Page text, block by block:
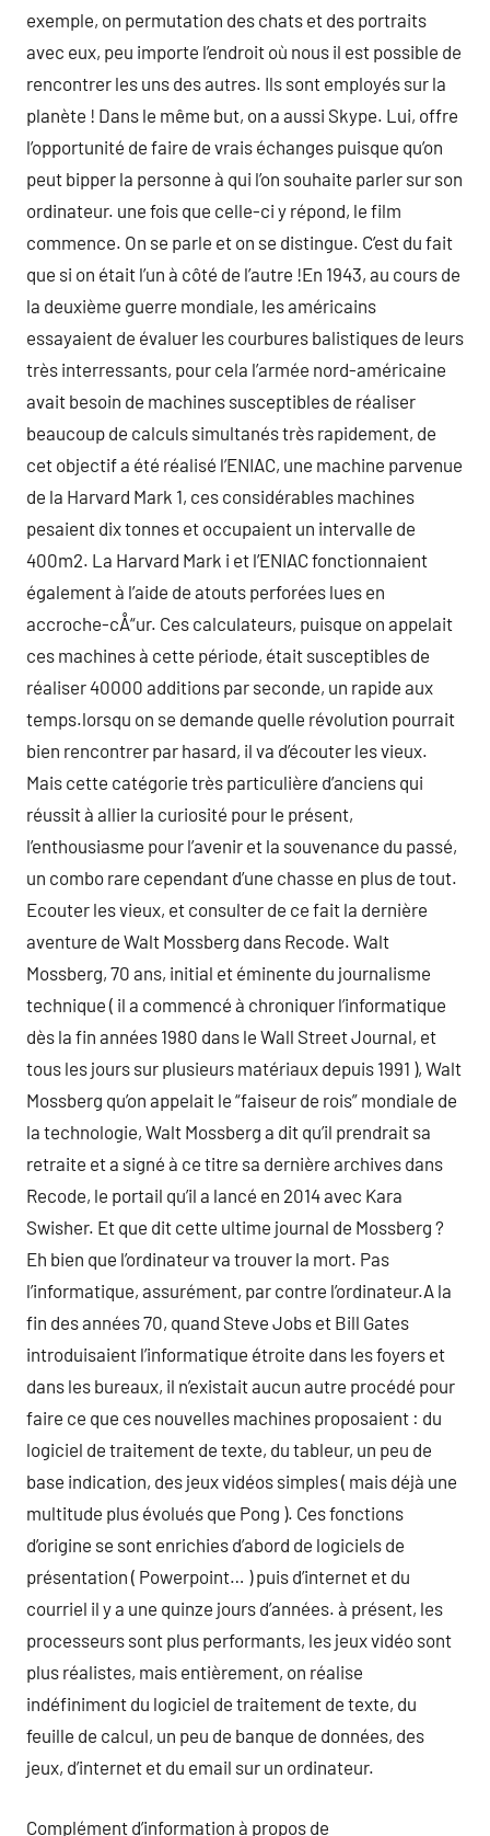
exemple, on permutation des chats et des portraits
avec eux, peu importe l’endroit où nous il est possible de
rencontrer les uns des autres. Ils sont employés sur la
planète ! Dans le même but, on a aussi Skype. Lui, offre
l’opportunité de faire de vrais échanges puisque qu’on
peut bipper la personne à qui l’on souhaite parler sur son
ordinateur. une fois que celle-ci y répond, le film
commence. On se parle et on se distingue. C’est du fait
que si on était l’un à côté de l’autre !En 1943, au cours de
la deuxième guerre mondiale, les américains
essayaient de évaluer les courbures balistiques de leurs
très interressants, pour cela l’armée nord-américaine
avait besoin de machines susceptibles de réaliser
beaucoup de calculs simultanés très rapidement, de
cet objectif a été réalisé l’ENIAC, une machine parvenue
de la Harvard Mark 1, ces considérables machines
pesaient dix tonnes et occupaient un intervalle de
400m2. La Harvard Mark i et l’ENIAC fonctionnaient
également à l’aide de atouts perforées lues en
accroche-cÅ“ur. Ces calculateurs, puisque on appelait
ces machines à cette période, était susceptibles de
réaliser 40000 additions par seconde, un rapide aux
temps.lorsqu on se demande quelle révolution pourrait
bien rencontrer par hasard, il va d’écouter les vieux.
Mais cette catégorie très particulière d’anciens qui
réussit à allier la curiosité pour le présent,
l’enthousiasme pour l’avenir et la souvenance du passé,
un combo rare cependant d’une chasse en plus de tout.
Ecouter les vieux, et consulter de ce fait la dernière
aventure de Walt Mossberg dans Recode. Walt
Mossberg, 70 ans, initial et éminente du journalisme
technique ( il a commencé à chroniquer l’informatique
dès la fin années 1980 dans le Wall Street Journal, et
tous les jours sur plusieurs matériaux depuis 1991 ), Walt
Mossberg qu’on appelait le “faiseur de rois” mondiale de
la technologie, Walt Mossberg a dit qu’il prendrait sa
retraite et a signé à ce titre sa dernière archives dans
Recode, le portail qu’il a lancé en 2014 avec Kara
Swisher. Et que dit cette ultime journal de Mossberg ?
Eh bien que l’ordinateur va trouver la mort. Pas
l’informatique, assurément, par contre l’ordinateur.A la
fin des années 70, quand Steve Jobs et Bill Gates
introduisaient l’informatique étroite dans les foyers et
dans les bureaux, il n’existait aucun autre procédé pour
faire ce que ces nouvelles machines proposaient : du
logiciel de traitement de texte, du tableur, un peu de
base indication, des jeux vidéos simples ( mais déjà une
multitude plus évolués que Pong ). Ces fonctions
d’origine se sont enrichies d’abord de logiciels de
présentation ( Powerpoint… ) puis d’internet et du
courriel il y a une quinze jours d’années. à présent, les
processeurs sont plus performants, les jeux vidéo sont
plus réalistes, mais entièrement, on réalise
indéfiniment du logiciel de traitement de texte, du
feuille de calcul, un peu de banque de données, des
jeux, d’internet et du email sur un ordinateur.
Complément d’information à propos de